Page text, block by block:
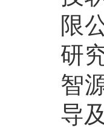
限
研
智
导